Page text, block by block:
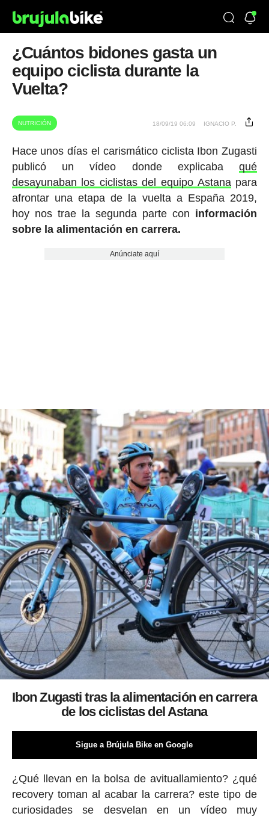
¿Cuántos bidones gasta un
equipo ciclista durante la
Vuelta?
NUTRICIÓN 18/09/19 06:09 IGNACIO P.
Hace unos días el carismático ciclista Ibon Zugasti
publicó un vídeo donde explicabaqué
desayunaban los ciclistas del equipo Astanapara
afrontar una etapa de la vuelta a España 2019,
hoy nos trae la segunda parte con información
sobre la alimentación en carrera.
Anúnciate aquí
Ibon Zugasti tras la alimentación en carrera
de los ciclistas del Astana
Sigue a Brújula Bike en Google
¿Qué llevan en la bolsa de avituallamiento? ¿qué
recovery toman al acabar la carrera? este tipo de
curiosidades se desvelan en un vídeo muy